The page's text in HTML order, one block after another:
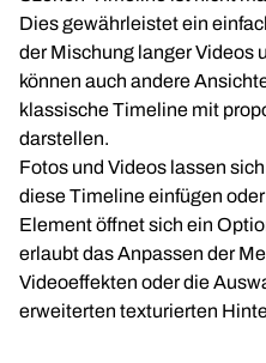
Dies gewährleistet ein
der Mischung langer Videos
können auch andere
klassische Timeline mit
darstellen.
Fotos und Videos lassen
diese Timeline einfügen
Element öffnet sich ein
erlaubt das Anpassen der
Videoeffekten oder die
erweiterten texturierten